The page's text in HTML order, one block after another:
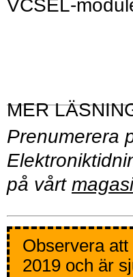
VCSEL-
Prenumerera
på vårt
Observera
2019 och är